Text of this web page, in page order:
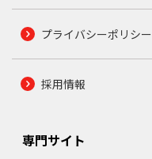
プライバシーポリシー
採用情報
専門サイト